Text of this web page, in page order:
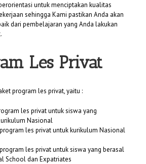
untuk menciptakan kualitas
sehingga Kami pastikan Anda akan
dari pembelajaran yang Anda lakukan
Les Privat
program les privat, yaitu :
les privat untuk siswa yang
Nasional
les privat untuk kurikulum Nasional
les privat untuk siswa yang berasal
School dan Expatriates